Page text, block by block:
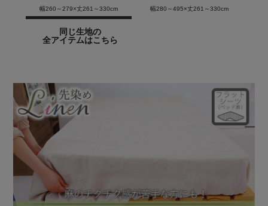
幅260～279×丈261～330cm 幅280～495×丈261～330cm
同じ生地の
全アイテムはこちら